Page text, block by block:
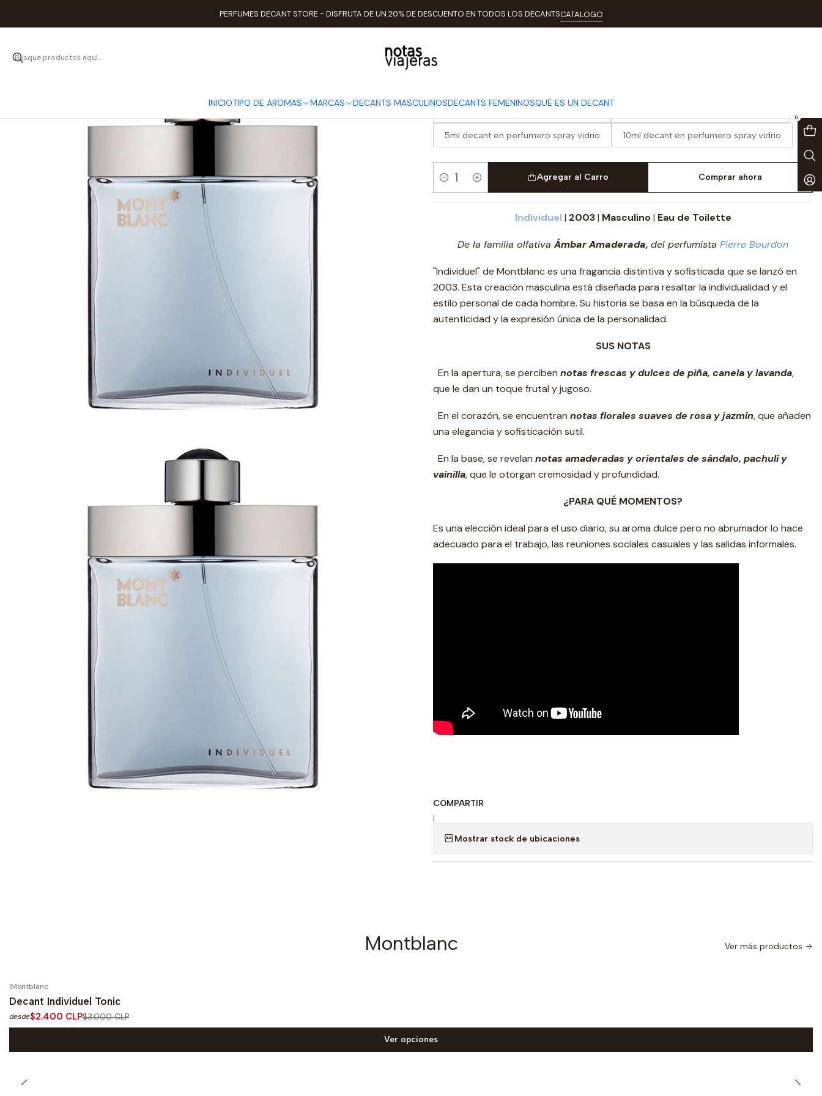
INICIOTIPO DE AROMAS MARCAS DECANTS MASCULINOSDECANTS FEMENINOSQUÉ ES UN DECANT
0
PERFUMES DECANT STORE - DISFRUTA DE UN 20% DE DESCUENTO EN TODOS LOS DECANTSCATALOGO
Inicio TIPO DE AROMAS Amaderados Decant Individuel
Decant Individuel
5ml decant en perfumero spray vidrio 10ml decant en perfumero spray vidrio
Cantidad
Agregar al Carro Comprar ahora
Individuel | 2003| Masculino| Eau de Toilette
De la familia olfativaÁmbar Amaderada, del perfumista Pierre Bourdon
"Individuel" de Montblanc es una fragancia distintiva y sofisticada que se lanzó en
2003. Esta creación masculina está diseñada para resaltar la individualidad y el
estilo personal de cada hombre. Su historia se basa en la búsqueda de la
autenticidad y la expresión única de la personalidad.
SUS NOTAS
En la apertura, se perciben notas frescas y dulces de piña, canela y lavanda,
que le dan un toque frutal y jugoso.
En el corazón, se encuentran notas florales suaves de rosa y jazmín, que añaden
una elegancia y sofisticación sutil.
En la base, se revelan notas amaderadas y orientales de sándalo, pachulí y
vainilla, que le otorgan cremosidad y profundidad.
¿PARA QUÉ MOMENTOS?
Es una elección ideal para el uso diario, su aroma dulce pero no abrumador lo hace
adecuado para el trabajo, las reuniones sociales casuales y las salidas informales.
COMPARTIR
|
Mostrar stock de ubicaciones
Montblanc Ver más productos
|Montblanc
Decant Individuel Tonic
desde$2.400 CLP$3.000 CLP
Ver opciones